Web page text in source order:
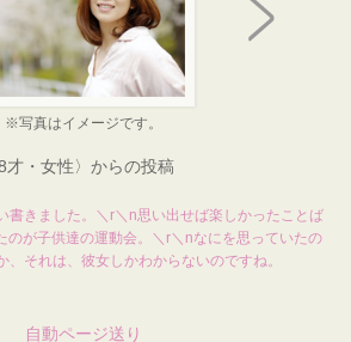
※写真はイメージです。
才・女性〉からの投稿
書きました。＼r＼n思い出せば楽しかったことば
のが子供達の運動会。＼r＼nなにを思っていたの
それは、彼女しかわからないのですね。
自動ページ送り